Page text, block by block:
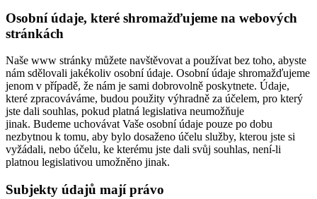
Osobní údaje, které shromažďujeme na webových
stránkách
Naše www stránky můžete navštěvovat a používat bez toho, abyste
nám sdělovali jakékoliv osobní údaje. Osobní údaje shromažďujeme
jenom v případě, že nám je sami dobrovolně poskytnete. Údaje,
které zpracováváme, budou použity výhradně za účelem, pro který
jste dali souhlas, pokud platná legislativa neumožňuje
jinak. Budeme uchovávat Vaše osobní údaje pouze po dobu
nezbytnou k tomu, aby bylo dosaženo účelu služby, kterou jste si
vyžádali, nebo účelu, ke kterému jste dali svůj souhlas, není-li
platnou legislativou umožněno jinak.
Subjekty údajů mají právo